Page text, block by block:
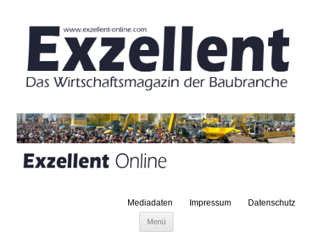
Mediadaten Impressum Datenschutz
Menü